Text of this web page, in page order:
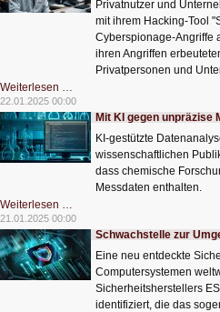
Privatnutzer und
mit ihrem Hacking-Tool
Cyberspionage-Angriffe
ihren Angriffen
Privatpersonen und
Weiterlesen …
Hackergruppe
geht
auf
Beutezug
22.01.2025 00:00
Mit KI gegen unpräzise
KI-gestützte
wissenschaftlichen
dass chemische
Messdaten enthalten.
Weiterlesen …
KI
gegen
unpräzise
Messdaten
21.01.2025 00:00
Schwachstelle zur
Eine neu entdeckte
Computersystemen
Sicherheitsherstellers
identifiziert, die das